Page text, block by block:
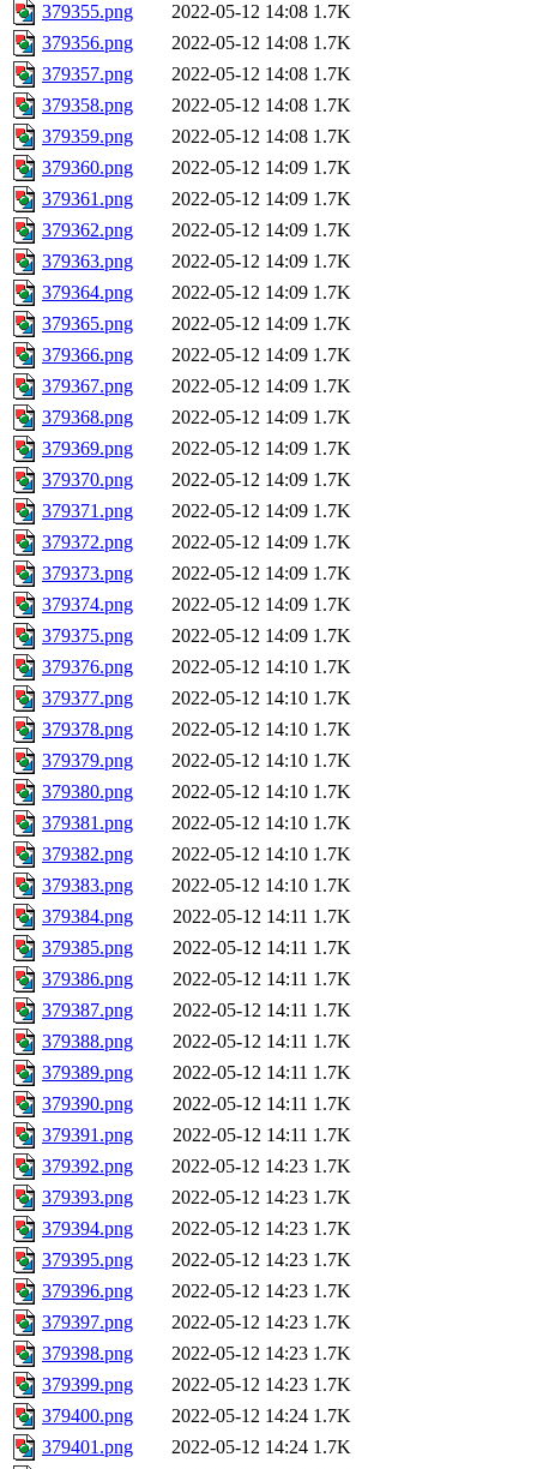
379355.png 2022-05-12 14:08 1.7K
379356.png
2022-05-12 14:08 1.7K
379357.png
2022-05-12 14:08 1.7K
379358.png
2022-05-12 14:08 1.7K
379359.png
2022-05-12 14:08 1.7K
379360.png
2022-05-12 14:09 1.7K
379361.png
2022-05-12 14:09 1.7K
379362.png
2022-05-12 14:09 1.7K
379363.png
2022-05-12 14:09 1.7K
379364.png
2022-05-12 14:09 1.7K
379365.png
2022-05-12 14:09 1.7K
379366.png
2022-05-12 14:09 1.7K
379367.png
2022-05-12 14:09 1.7K
379368.png
2022-05-12 14:09 1.7K
379369.png
2022-05-12 14:09 1.7K
379370.png
2022-05-12 14:09 1.7K
379371.png
2022-05-12 14:09 1.7K
379372.png
2022-05-12 14:09 1.7K
379373.png
2022-05-12 14:09 1.7K
379374.png
2022-05-12 14:09 1.7K
379375.png
2022-05-12 14:09 1.7K
379376.png
2022-05-12 14:10 1.7K
379377.png
2022-05-12 14:10 1.7K
379378.png
2022-05-12 14:10 1.7K
379379.png
2022-05-12 14:10 1.7K
379380.png
2022-05-12 14:10 1.7K
379381.png
2022-05-12 14:10 1.7K
379382.png
2022-05-12 14:10 1.7K
379383.png
2022-05-12 14:10 1.7K
379384.png
2022-05-12 14:11 1.7K
379385.png
2022-05-12 14:11 1.7K
379386.png
2022-05-12 14:11 1.7K
379387.png
2022-05-12 14:11 1.7K
379388.png
2022-05-12 14:11 1.7K
379389.png
2022-05-12 14:11 1.7K
379390.png
2022-05-12 14:11 1.7K
379391.png
2022-05-12 14:11 1.7K
379392.png
2022-05-12 14:23 1.7K
379393.png
2022-05-12 14:23 1.7K
379394.png
2022-05-12 14:23 1.7K
379395.png
2022-05-12 14:23 1.7K
379396.png
2022-05-12 14:23 1.7K
379397.png
2022-05-12 14:23 1.7K
379398.png
2022-05-12 14:23 1.7K
379399.png
2022-05-12 14:23 1.7K
379400.png
2022-05-12 14:24 1.7K
379401.png
2022-05-12 14:24 1.7K